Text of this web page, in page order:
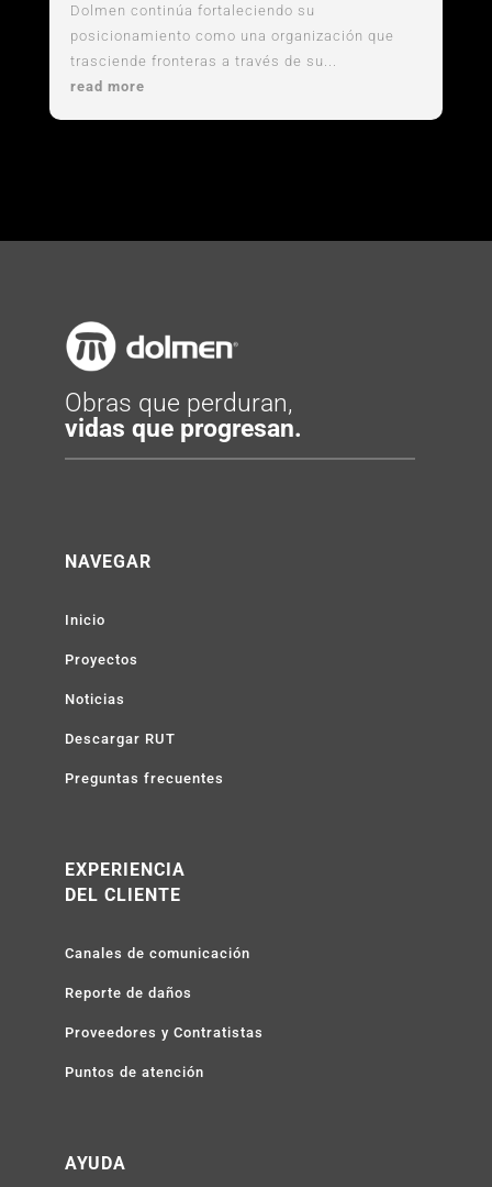
Dolmen continúa fortaleciendo su
posicionamiento como una organización que
trasciende fronteras a través de su...
read more
Obras que perduran,
vidas que progresan.
NAVEGAR
Inicio
Proyectos
Noticias
Descargar RUT
Preguntas frecuentes
EXPERIENCIA
DEL CLIENTE
Canales de comunicación
Reporte de daños
Proveedores y Contratistas
Puntos de atención
AYUDA